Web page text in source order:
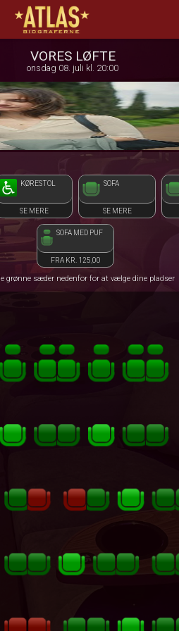
ATLAS Biograferne
VORES LØFTE
onsdag 08. juli kl. 20:00
KØRESTOL
SE MERE
SOFA
SE MERE
SOFA MED PUF
FRA KR. 125,00
grønne sæder nedenfor for at vælge dine pladser
1step-front02 040325